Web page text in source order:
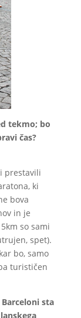
tekmo; bo
čas?
prestavili
ki
bova
in je
so sami
spet).
bo, samo
turističen
sta